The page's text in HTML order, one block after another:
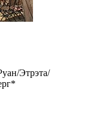
Этрэта/